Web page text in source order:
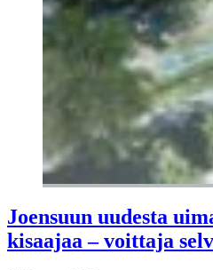
Joensuun uudesta
kisaajaa – voittaja